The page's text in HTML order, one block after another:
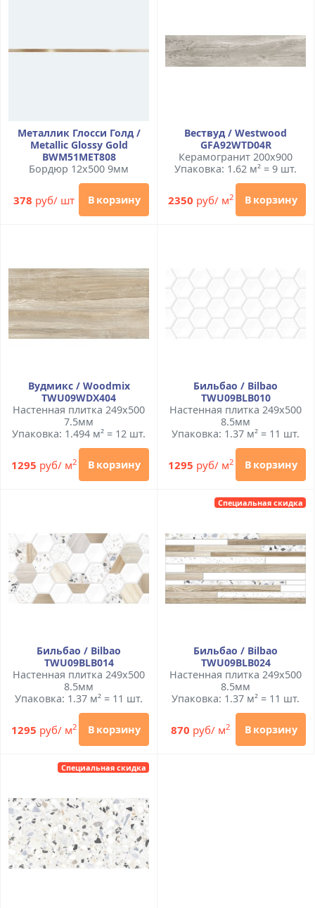
Металлик Глосси Голд /
Metallic Glossy Gold
BWM51MET808
Бордюр 12x500 9мм
378 руб/ шт В корзину
Вествуд / Westwood
GFA92WTD04R
Керамогранит 200x900
Упаковка: 1.62 м² = 9 шт.
2350 руб/ м2 В корзину
Вудмикс / Woodmix
TWU09WDX404
Настенная плитка 249x500
7.5мм
Упаковка: 1.494 м² = 12 шт.
1295 руб/ м2 В корзину
Бильбао / Bilbao
TWU09BLB010
Настенная плитка 249x500
8.5мм
Упаковка: 1.37 м² = 11 шт.
1295 руб/ м2 В корзину
Бильбао / Bilbao
TWU09BLB014
Настенная плитка 249x500
8.5мм
Упаковка: 1.37 м² = 11 шт.
1295 руб/ м2 В корзину
Специальная скидка
Бильбао / Bilbao
TWU09BLB024
Настенная плитка 249x500
8.5мм
Упаковка: 1.37 м² = 11 шт.
870 руб/ м2 В корзину
Специальная скидка